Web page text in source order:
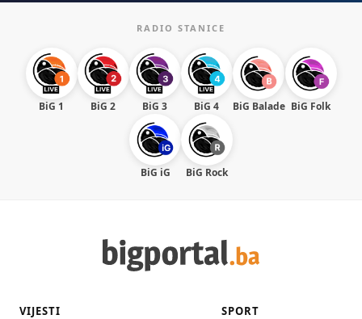
RADIO STANICE
BiG 1 BiG 2 BiG 3 BiG 4 BiG Balade BiG Folk
BiG iG BiG Rock
VIJESTI SPORT